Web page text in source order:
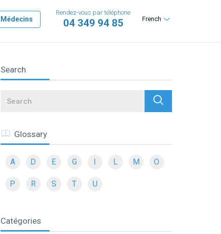
Médecins French
Rendez-vous par téléphone
04 349 94 85
Search
Search
Glossary
A D E G I L M O
P R S T U
Catégories